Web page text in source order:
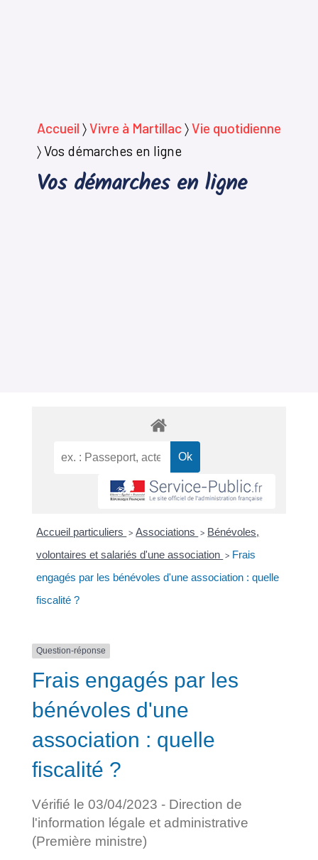
Accueil 〉Vivre à Martillac 〉Vie quotidienne
〉Vos démarches en ligne
Vos démarches en ligne
Accueil particuliers > Associations > Bénévoles,
volontaires et salariés d'une association > Frais
engagés par les bénévoles d'une association : quelle
fiscalité ?
Question-réponse
Frais engagés par les
bénévoles d'une
association : quelle
fiscalité ?
Vérifié le 03/04/2023 - Direction de
l'information légale et administrative
(Première ministre)